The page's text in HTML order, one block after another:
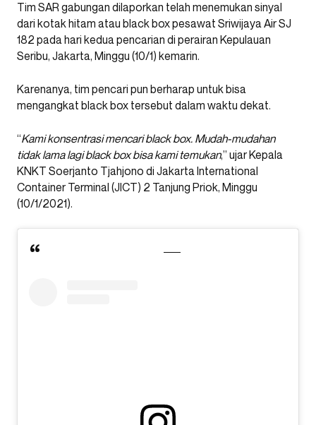
Tim SAR gabungan dilaporkan telah menemukan sinyal
dari kotak hitam atau black box pesawat Sriwijaya Air SJ
182 pada hari kedua pencarian di perairan Kepulauan
Seribu, Jakarta, Minggu (10/1) kemarin.
Karenanya, tim pencari pun berharap untuk bisa
mengangkat black box tersebut dalam waktu dekat.
“Kami konsentrasi mencari black box. Mudah-mudahan
tidak lama lagi black box bisa kami temukan,” ujar Kepala
KNKT Soerjanto Tjahjono di Jakarta International
Container Terminal (JICT) 2 Tanjung Priok, Minggu
(10/1/2021).